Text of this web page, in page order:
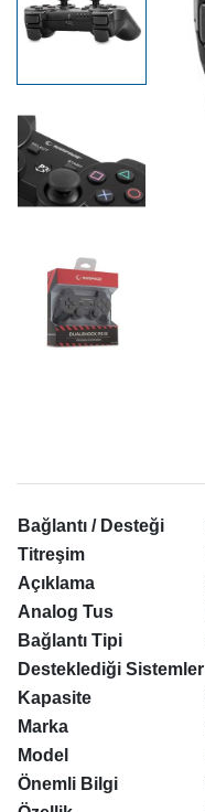
Bağlantı / Desteği
Titreşim
Açıklama
Analog Tus
Bağlantı Tipi
Desteklediği Sistemler
Kapasite
Marka
Model
Önemli Bilgi